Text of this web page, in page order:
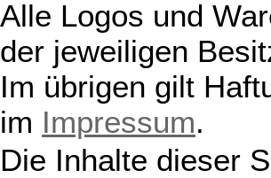
Alle Logos und
der jeweiligen
Im übrigen gilt
im Impressum.
Die Inhalte dieser